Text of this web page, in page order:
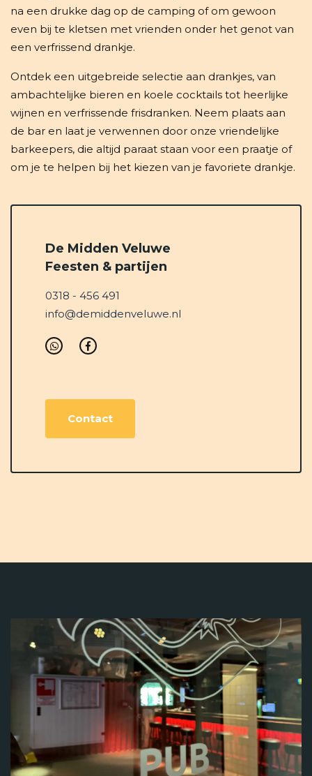
na een drukke dag op de camping of om gewoon
even bij te kletsen met vrienden onder het genot van
een verfrissend drankje.
Ontdek een uitgebreide selectie aan drankjes, van
ambachtelijke bieren en koele cocktails tot heerlijke
wijnen en verfrissende frisdranken. Neem plaats aan
de bar en laat je verwennen door onze vriendelijke
barkeepers, die altijd paraat staan voor een praatje of
om je te helpen bij het kiezen van je favoriete drankje.
De Midden Veluwe
Feesten & partijen
0318 - 456 491
info@demiddenveluwe.nl
Contact